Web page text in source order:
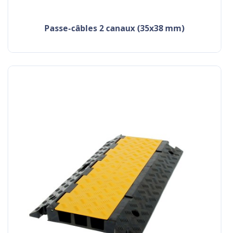
passe-câbles 2 canaux (35x38 mm)